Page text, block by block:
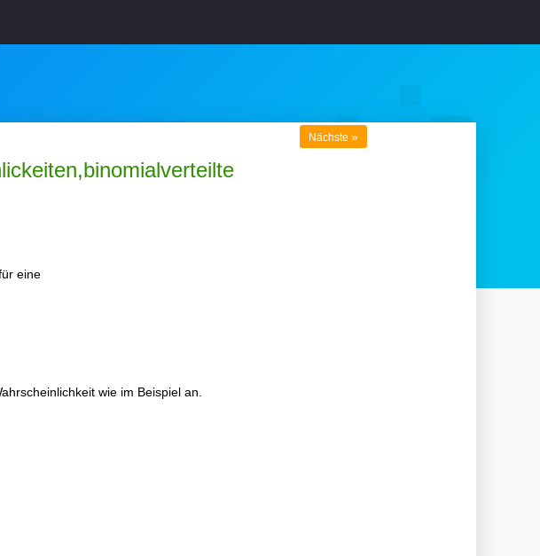
Nächste »
eine
wie im Beispiel an.